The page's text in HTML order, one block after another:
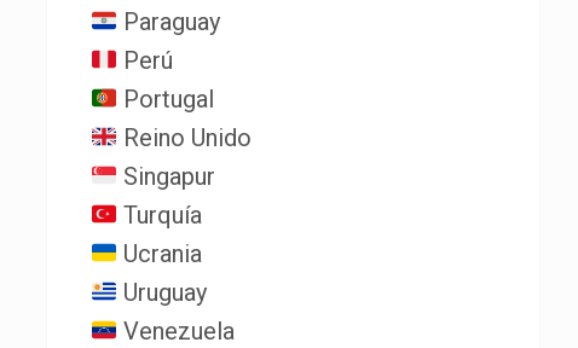
Paraguay
Perú
Portugal
Reino Unido
Singapur
Turquía
Ucrania
Uruguay
Venezuela